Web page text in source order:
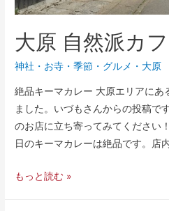
大原 自然派カ
神社・お寺 ・季節 ・ グルメ ・ 大原
絶品キーマカレー 大原エリアにあ
ました。いづもさんからの投稿で
のお店に立ち寄ってみてください
日のキーマカレーは絶品です。店
もっと読む »